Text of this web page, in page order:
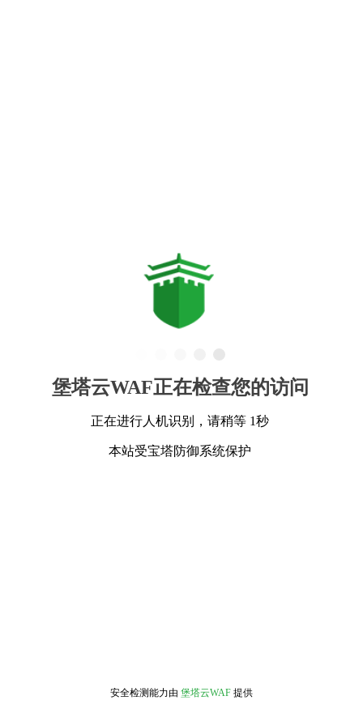
堡塔云WAF正在检查您的访问
正在进行人机识别，请稍等 1秒
本站受宝塔防御系统保护
安全检测能力由 堡塔云WAF 提供